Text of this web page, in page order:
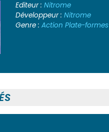
Editeur : Nitrome
Développeur : Nitrome
Genre : Action Plate-formes